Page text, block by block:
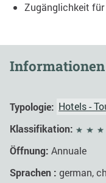
Zugänglichkeit für
Informationen
Typologie: Hotels -
Klassifikation:
Öffnung: Annuale
Sprachen : german,